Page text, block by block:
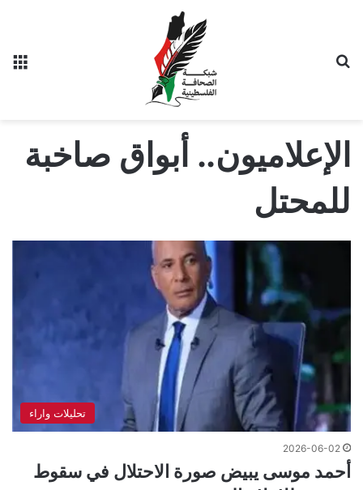
الإعلاميون.. أبواق صاخبة
للمحتل
تحليلات واراء
2026-06-02
أحمد موسى يبيض صورة الاحتلال في سقوط